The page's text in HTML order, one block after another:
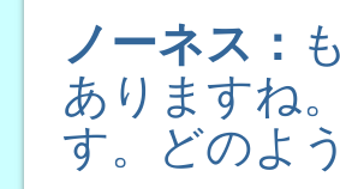
ノーネス：
ありますね
す。どのよ